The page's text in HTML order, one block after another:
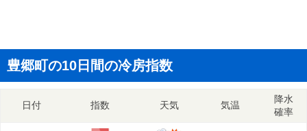
豊郷町の10日間の冷房指数
日付 指数 天気 気温
降水
確率